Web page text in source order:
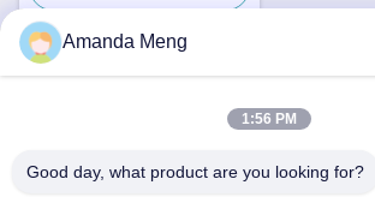
per barche e navi
Indirizzo
Amanda Meng
1:56 PM
Good day, what product are you looking for?